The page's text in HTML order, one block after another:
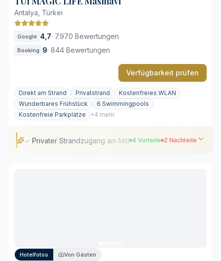
Antalya, Türkei
Google 4,7· 7.970 Bewertungen
Booking 9· 844 Bewertungen
Verfügbarkeit prüfen
Direkt am Strand Privatstrand
Kostenfreies WLAN
Wunderbares Frühstück
6 Swimmingpools
Kostenfreie Parkplätze
+4 mehr
Privater Strandzugang am Mittelmeer
4 Vorteile 2 Nachteile
Hotelfotos Von Gästen